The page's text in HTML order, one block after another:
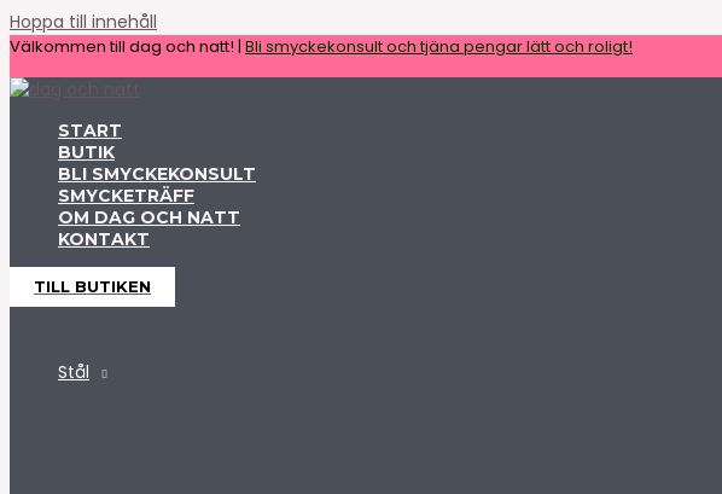
Hoppa till innehåll
Välkommen till dag och natt! | Bli smyckekonsult och tjäna pengar lätt och roligt!
START
BUTIK
BLI SMYCKEKONSULT
SMYCKETRÄFF
OM DAG OCH NATT
KONTAKT
TILL BUTIKEN
Stål